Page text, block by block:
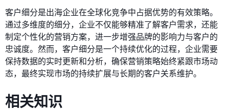
客户细分是出海企业在全球化竞争中占据优势的有效策略。
通过多维度的细分，企业不仅能够精准了解客户需求，还能
制定个性化的营销方案，进一步增强品牌的影响力与客户的
忠诚度。然而，客户细分是一个持续优化的过程，企业需要
保持数据的实时更新和分析，确保营销策略始终紧跟市场动
态，最终实现市场的持续扩展与长期的客户关系维护。
相关知识